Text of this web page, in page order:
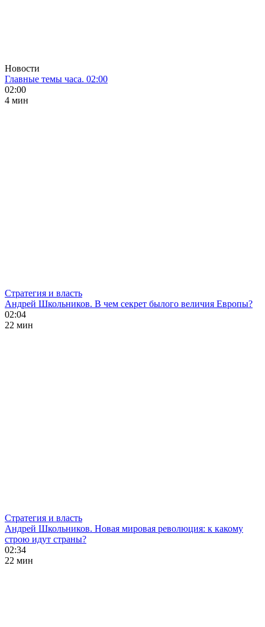
Новости
Главные темы часа. 02:00
02:00
4 мин
Стратегия и власть
Андрей Школьников. В чем секрет былого величия Европы?
02:04
22 мин
Стратегия и власть
Андрей Школьников. Новая мировая революция: к какому
строю идут страны?
02:34
22 мин